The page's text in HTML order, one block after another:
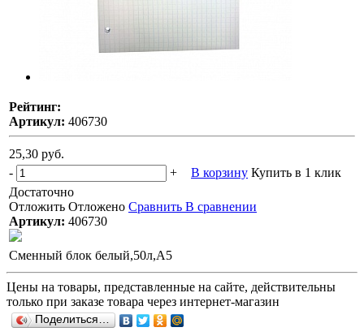
Рейтинг:
Артикул: 406730
25,30 руб.
-
+ В корзину Купить в 1 клик
Достаточно
Отложить Отложено Сравнить В сравнении
Артикул: 406730
Сменный блок белый,50л,А5
Цены на товары, представленные на сайте, действительны
только при заказе товара через интернет-магазин
Поделиться…